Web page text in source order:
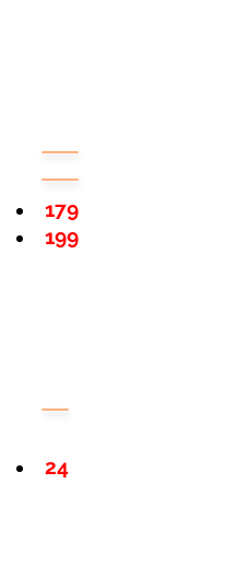
199
179
24